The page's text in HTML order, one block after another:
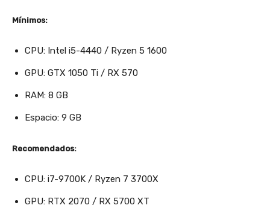
Mínimos:
CPU: Intel i5-4440 / Ryzen 5 1600
GPU: GTX 1050 Ti / RX 570
RAM: 8 GB
Espacio: 9 GB
Recomendados:
CPU: i7-9700K / Ryzen 7 3700X
GPU: RTX 2070 / RX 5700 XT